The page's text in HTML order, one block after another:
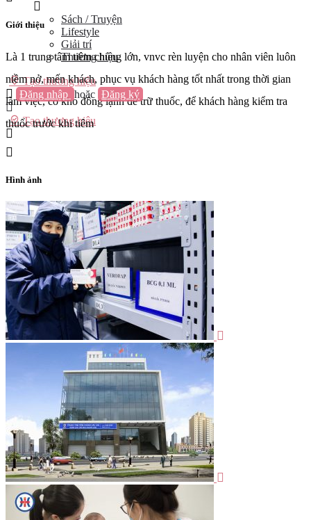
Sách / Truyện
Lifestyle
Giải trí
Thương hiệu
Tạo thương hiệu
Đăng nhập hoặc Đăng ký
Tạo thương hiệu
Giới thiệu
Là 1 trung tâm tiêm chủng lớn, vnvc rèn luyện cho nhân viên luôn
niềm nở, mến khách, phục vụ khách hàng tốt nhất trong thời gian
làm việc, có kho đông lạnh để trữ thuốc, để khách hàng kiểm tra
thuốc trước khi tiêm
Hình ảnh